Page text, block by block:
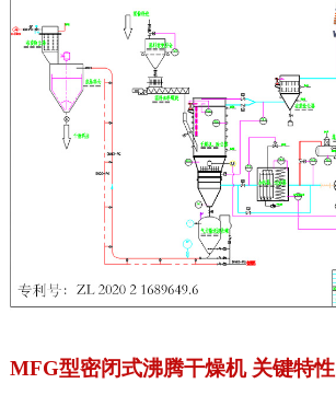
MFG型密闭式沸腾干燥机 关键特性